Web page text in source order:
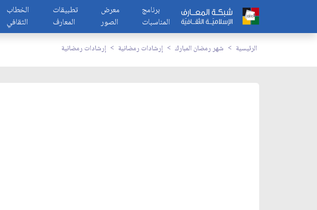
الخطاب
الثقافي
تطبيقات
المعارف
معرض
الصور
برنامج
المناسبات
الرئيسية شهر رمضان المبارك إرشادات رمضانية إرشادات رمضانية